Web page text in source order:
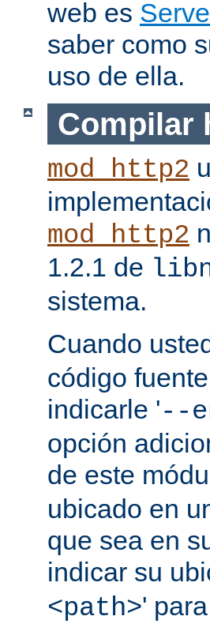
web es
saber como
uso de ella.
Compilar
mod_http2
mod_http2
1.2.1 de
sistema.
Cuando
código
indicarle '--
opción
de este
ubicado en
que sea en
indicar su
<path>' para